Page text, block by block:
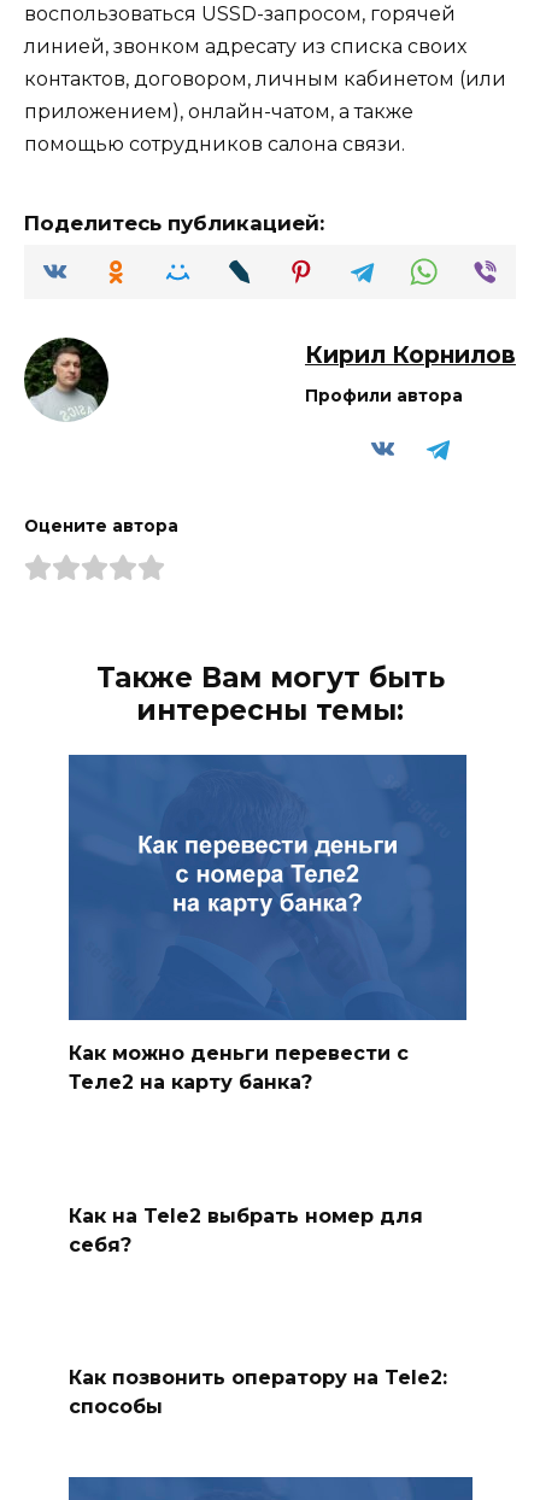
воспользоваться USSD-запросом, горячей
линией, звонком адресату из списка своих
контактов, договором, личным кабинетом (или
приложением), онлайн-чатом, а также
помощью сотрудников салона связи.
Поделитесь публикацией:
Кирил Корнилов
Профили автора
Оцените автора
Также Вам могут быть
интересны темы:
Как можно деньги перевести с
Теле2 на карту банка?
Как на Tele2 выбрать номер для
себя?
Как позвонить оператору на Tele2:
способы